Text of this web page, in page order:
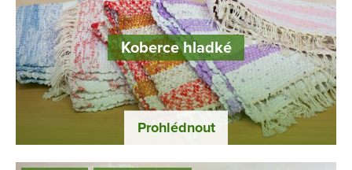
Koberce hladké
Prohlédnout